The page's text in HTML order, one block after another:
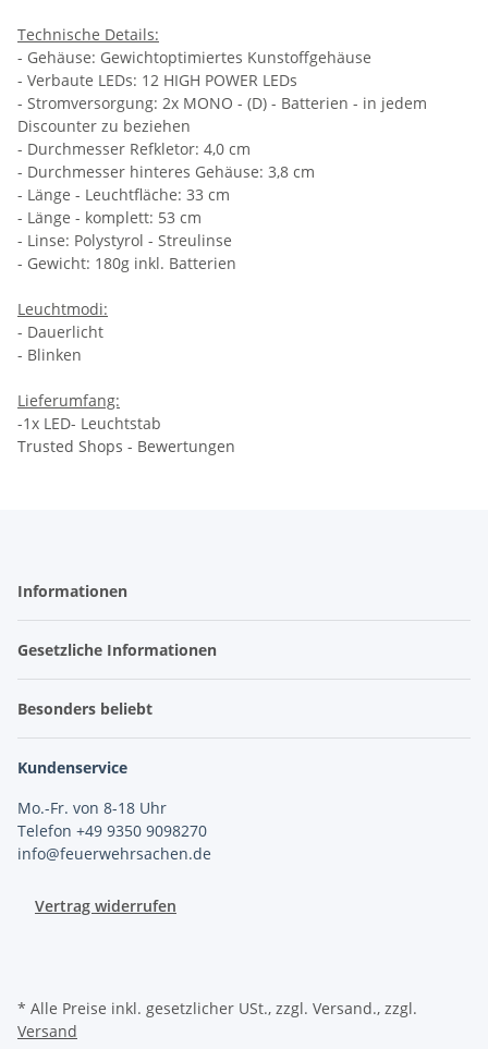
Technische Details:
- Gehäuse: Gewichtoptimiertes Kunstoffgehäuse
- Verbaute LEDs: 12 HIGH POWER LEDs
- Stromversorgung: 2x MONO - (D) - Batterien - in jedem
Discounter zu beziehen
- Durchmesser Refkletor: 4,0 cm
- Durchmesser hinteres Gehäuse: 3,8 cm
- Länge - Leuchtfläche: 33 cm
- Länge - komplett: 53 cm
- Linse: Polystyrol - Streulinse
- Gewicht: 180g inkl. Batterien
Leuchtmodi:
- Dauerlicht
- Blinken
Lieferumfang:
-1x LED- Leuchtstab
Trusted Shops - Bewertungen
Informationen
Gesetzliche Informationen
Besonders beliebt
Kundenservice
Mo.-Fr. von 8-18 Uhr
Telefon +49 9350 9098270
info@feuerwehrsachen.de
Vertrag widerrufen
* Alle Preise inkl. gesetzlicher USt., zzgl. Versand., zzgl.
Versand